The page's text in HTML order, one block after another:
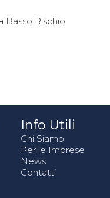
Rischio
Info Utili
Chi Siamo
Per le Imprese
News
Contatti